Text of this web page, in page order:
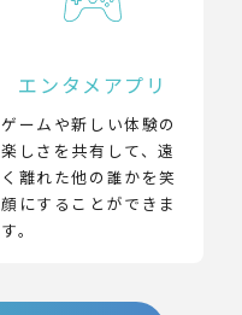
エンタメアプリ
ゲームや新しい体験の
楽しさを共有して、遠
く離れた他の誰かを笑
顔にすることができま
す。